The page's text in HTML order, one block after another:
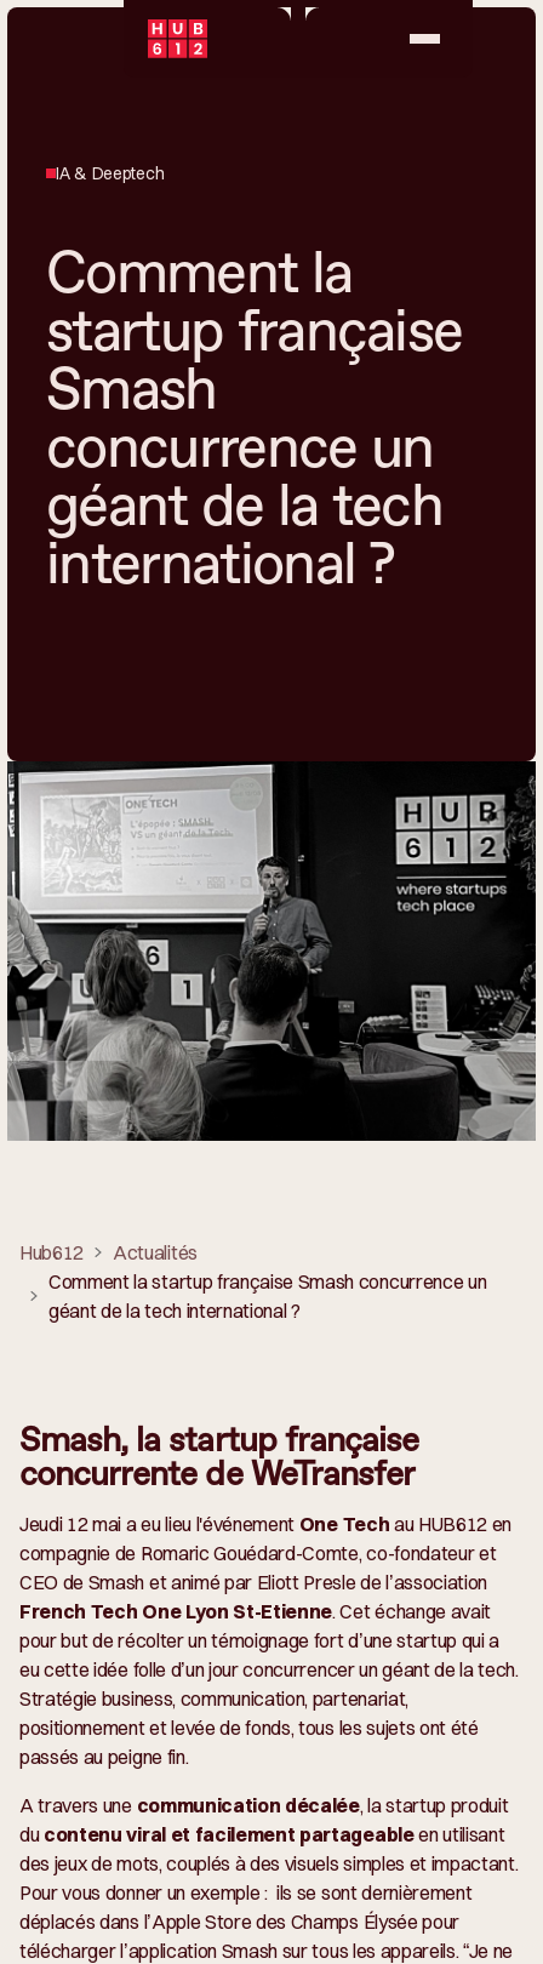
IA & Deeptech
Comment la
startup française
Smash
concurrence un
géant de la tech
international ?
Hub612
Actualités
Comment la startup française Smash concurrence un
géant de la tech international ?
Smash, la startup française
concurrente de WeTransfer
Jeudi 12 mai a eu lieu l'événement One Tech au HUB612 en
compagnie de Romaric Gouédard-Comte, co-fondateur et
CEO de Smash et animé par Eliott Presle de l’association
French Tech One Lyon St-Etienne. Cet échange avait
pour but de récolter un témoignage fort d’une startup qui a
eu cette idée folle d’un jour concurrencer un géant de la tech.
Stratégie business, communication, partenariat,
positionnement et levée de fonds, tous les sujets ont été
passés au peigne fin.
A travers une communication décalée, la startup produit
ducontenu viral et facilement partageableen utilisant
des jeux de mots, couplés à des visuels simples et impactant.
Pour vous donner un exemple : ils se sont dernièrement
déplacés dans l’Apple Store des Champs Élysée pour
télécharger l’application Smash sur tous les appareils. “Je ne